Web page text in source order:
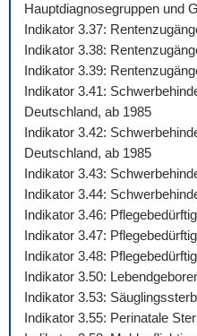
Hauptdiagnosegruppen und
Indikator 3.37:
Indikator 3.38:
Indikator 3.39:
Indikator 3.41:
Deutschland, ab 1985
Indikator 3.42:
Deutschland, ab 1985
Indikator 3.43:
Indikator 3.44:
Indikator 3.46:
Indikator 3.47:
Indikator 3.48:
Indikator 3.50:
Indikator 3.53:
Indikator 3.55: Perinatale